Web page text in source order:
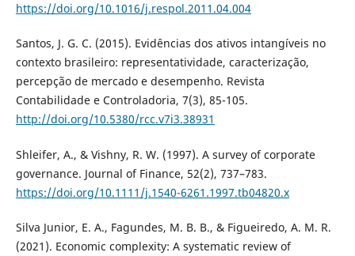
https://doi.org/10.1016/j.respol.2011.04.004
Santos, J. G. C. (2015). Evidências dos ativos intangíveis no
contexto brasileiro: representatividade, caracterização,
percepção de mercado e desempenho. Revista
Contabilidade e Controladoria, 7(3), 85-105.
http://doi.org/10.5380/rcc.v7i3.38931
Shleifer, A., & Vishny, R. W. (1997). A survey of corporate
governance. Journal of Finance, 52(2), 737–783.
https://doi.org/10.1111/j.1540-6261.1997.tb04820.x
Silva Junior, E. A., Fagundes, M. B. B., & Figueiredo, A. M. R.
(2021). Economic complexity: A systematic review of